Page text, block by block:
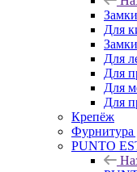
Для
Для
Для
Для
Для
Крепёж
Фурнитура
PUNTO